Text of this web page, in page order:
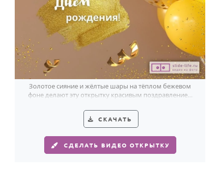
КОМУ
Женщине
Мужчине
Маме
Папе
Детям
Все родственники
ПЕРСОНАЛЬНЫЕ
Пожелания
Золотое сияние и жёлтые шары на тёплом бежевом
фоне делают эту открытку красивым поздравлением
СКАЧАТЬ
СДЕЛАТЬ ВИДЕО ОТКРЫТКУ